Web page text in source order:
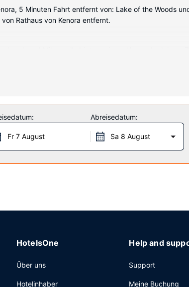
5 Minuten Fahrt entfernt von: Lake of the Woods
Rathaus von Kenora entfernt.
sorgen fr gute Unterhaltung; auáerdem
von 06:30 Uhr bis 09:30 Uhr angeboten.
Fr 7 August
Abreisedatum:
Sa 8 August
HotelsOne
Über uns
Hotelinhaber
Help and
Support
Meine Buchung